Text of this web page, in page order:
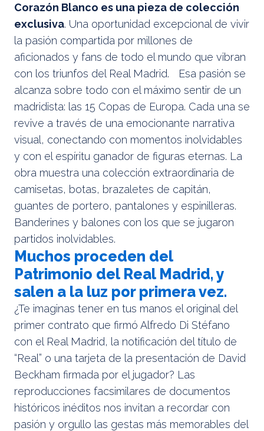
Corazón Blanco es una pieza de colección
exclusiva. Una oportunidad excepcional de vivir
la pasión compartida por millones de
aficionados y fans de todo el mundo que vibran
con los triunfos del Real Madrid. Esa pasión se
alcanza sobre todo con el máximo sentir de un
madridista: las 15 Copas de Europa. Cada una se
revive a través de una emocionante narrativa
visual, conectando con momentos inolvidables
y con el espíritu ganador de figuras eternas. La
obra muestra una colección extraordinaria de
camisetas, botas, brazaletes de capitán,
guantes de portero, pantalones y espinilleras.
Banderines y balones con los que se jugaron
partidos inolvidables.
Muchos proceden del
Patrimonio del Real Madrid, y
salen a la luz por primera vez.
¿Te imaginas tener en tus manos el original del
primer contrato que firmó Alfredo Di Stéfano
con el Real Madrid, la notificación del título de
“Real” o una tarjeta de la presentación de David
Beckham firmada por el jugador? Las
reproducciones facsimilares de documentos
históricos inéditos nos invitan a recordar con
pasión y orgullo las gestas más memorables del